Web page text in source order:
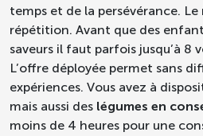
temps et de la persévérance.
répétition. Avant que des
saveurs il faut parfois jusqu’à 8
L’offre déployée permet sans
expériences. Vous avez à
mais aussi des légumes en
moins de 4 heures pour une